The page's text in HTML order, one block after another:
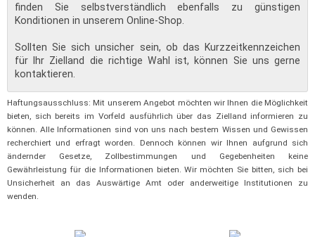
finden Sie selbstverständlich ebenfalls zu günstigen
Konditionen in unserem Online-Shop.
Sollten Sie sich unsicher sein, ob das Kurzzeitkennzeichen
für Ihr Zielland die richtige Wahl ist, können Sie uns gerne
kontaktieren.
Haftungsausschluss: Mit unserem Angebot möchten wir Ihnen die Möglichkeit
bieten, sich bereits im Vorfeld ausführlich über das Zielland informieren zu
können. Alle Informationen sind von uns nach bestem Wissen und Gewissen
recherchiert und erfragt worden. Dennoch können wir Ihnen aufgrund sich
ändernder Gesetze, Zollbestimmungen und Gegebenheiten keine
Gewährleistung für die Informationen bieten. Wir möchten Sie bitten, sich bei
Unsicherheit an das Auswärtige Amt oder anderweitige Institutionen zu
wenden.